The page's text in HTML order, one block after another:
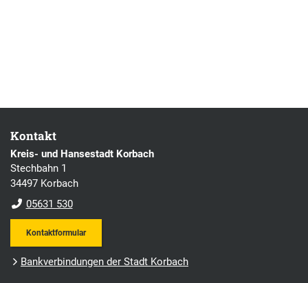
Kontakt
Kreis- und Hansestadt Korbach
Stechbahn 1
34497 Korbach
05631 530
Kontaktformular
Bankverbindungen der Stadt Korbach